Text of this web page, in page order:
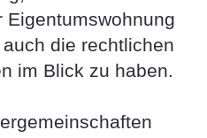
Eigentumswohnung
die rechtlichen
im Blick zu haben.